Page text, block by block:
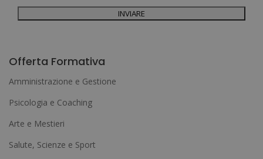
ricevere informazioni commerciali (per telefono e/o via e-mail):
l
r
n
a
Offerta Formativa
Amministrazione e Gestione
Psicologia e Coaching
Arte e Mestieri
Salute, Scienze e Sport